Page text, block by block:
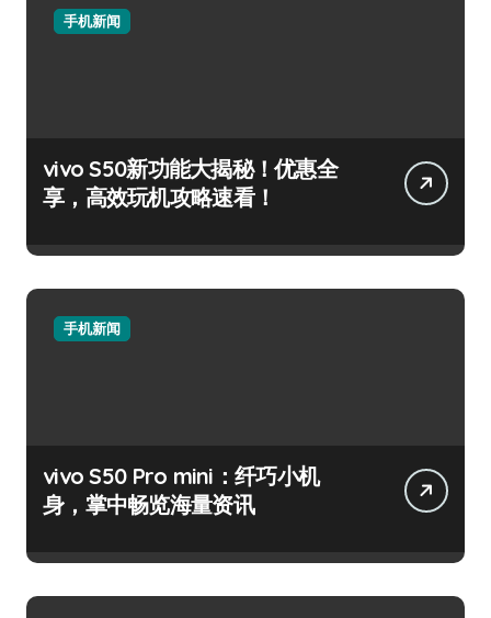
手机新闻
vivo S50新功能大揭秘！优惠全
享，高效玩机攻略速看！
手机新闻
vivo S50 Pro mini：纤巧小机
身，掌中畅览海量资讯